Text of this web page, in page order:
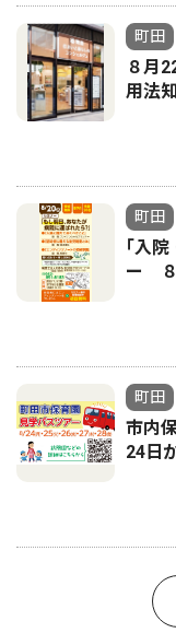
町田
８月
用法
町田
｢入
ー ８
町田
市内
24日